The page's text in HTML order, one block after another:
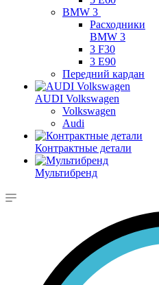
BMW 3
Расходники
BMW 3
3 F30
3 E90
Передний кардан
AUDI Volkswagen
Volkswagen
Audi
Контрактные детали
Мультибренд